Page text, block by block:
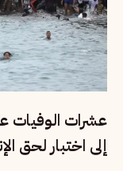
عشرات الوفيات
إلى اختبار لحق